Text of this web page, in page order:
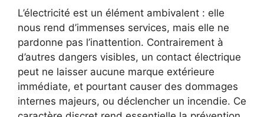
L’électricité est un élément ambivalent : elle
nous rend d’immenses services, mais elle ne
pardonne pas l’inattention. Contrairement à
d’autres dangers visibles, un contact électrique
peut ne laisser aucune marque extérieure
immédiate, et pourtant causer des dommages
internes majeurs, ou déclencher un incendie. Ce